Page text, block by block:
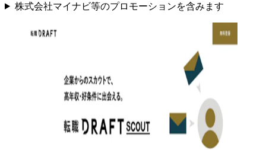
株式会社マイナビ等のプロモーションを含みます